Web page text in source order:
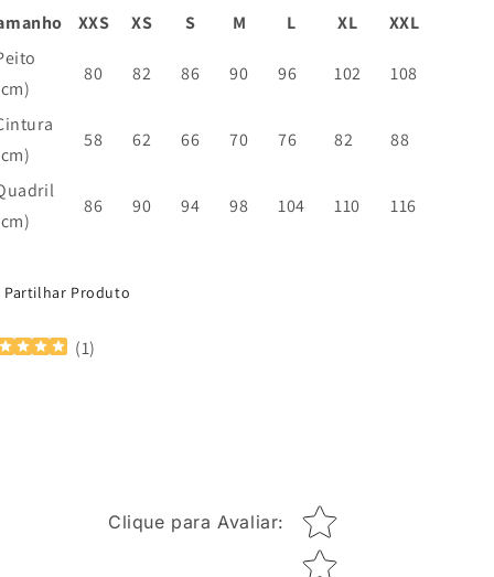
XXS XS S M L XL
XXL
80 82 86 90 96 102 108
58 62 66 70 76 82 88
86 90 94 98 104 110 116
Partilhar Produto
(1)
Clique para Avaliar: Star rating